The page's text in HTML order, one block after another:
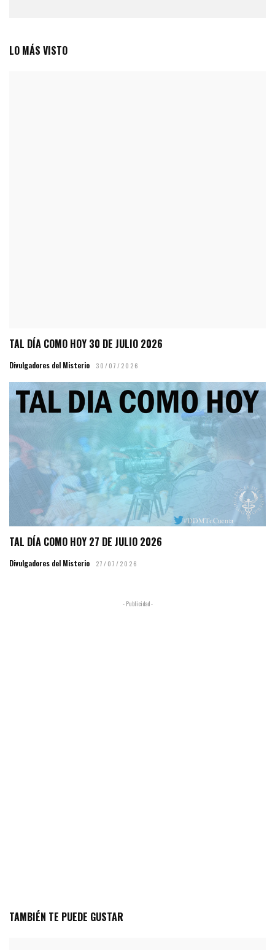
LO MÁS VISTO
TAL DÍA COMO HOY 30 DE JULIO 2026
Divulgadores del Misterio 30/07/2026
TAL DÍA COMO HOY 27 DE JULIO 2026
Divulgadores del Misterio 27/07/2026
- Publicidad -
TAMBIÉN TE PUEDE GUSTAR